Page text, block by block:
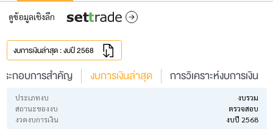
ดูข้อมูลเชิงลึก
งบการเงินล่าสุด : งบปี 2568
ะกอบการสำคัญ งบการเงินล่าสุด การวิเคราะห์งบการเงิน
ประเภทงบ
งบรวม
สถานะของงบ
ตรวจสอบ
งวดงบการเงิน
งบปี 2568